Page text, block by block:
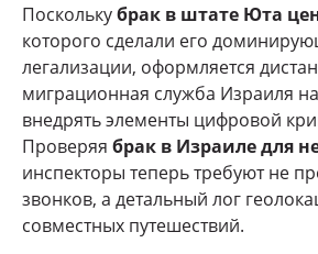
Посколькубрак в штате Юта
которого сделали его
легализации, оформляется
миграционная служба Израиля
внедрять элементы цифровой
Проверяя брак в Израиле для
инспекторы теперь требуют не
звонков, а детальный лог
совместных путешествий.